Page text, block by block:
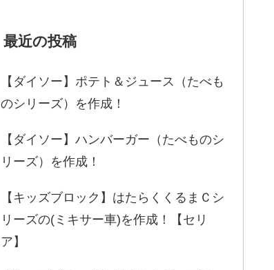
最近の投稿
【ダイソー】ポテト＆ジュース（たべも
のシリーズ）を作成！
【ダイソー】ハンバーガー（たべものシ
リーズ）を作成！
【キッズブロック】はたらくくるまＣシ
リーズの(ミキサー車)を作成！【セリ
ア】